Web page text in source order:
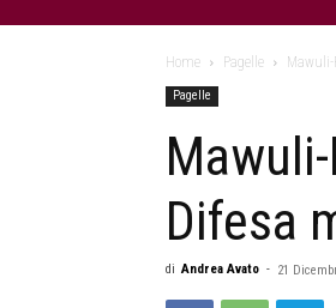
Home Pagelle
Pagelle
Difesa
di Andrea Avato - 21